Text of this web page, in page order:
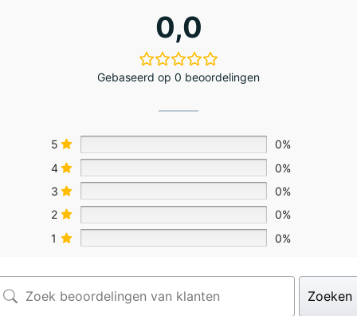
0,0
Gebaseerd op 0 beoordelingen
5
0%
4
0%
3
0%
2
0%
1
0%
Zoeken